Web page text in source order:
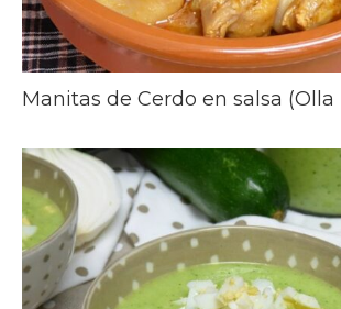
Manitas de Cerdo en salsa (Olla